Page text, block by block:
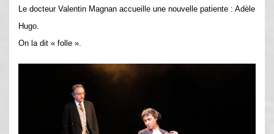
Le docteur Valentin Magnan accueille une nouvelle patiente : Adèle
Hugo.
On la dit « folle ».